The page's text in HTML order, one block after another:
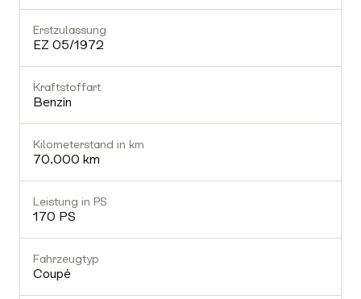
Erstzulassung
EZ 05/1972
Kraftstoffart
Benzin
Kilometerstand in km
70.000 km
Leistung in PS
170 PS
Fahrzeugtyp
Coupé